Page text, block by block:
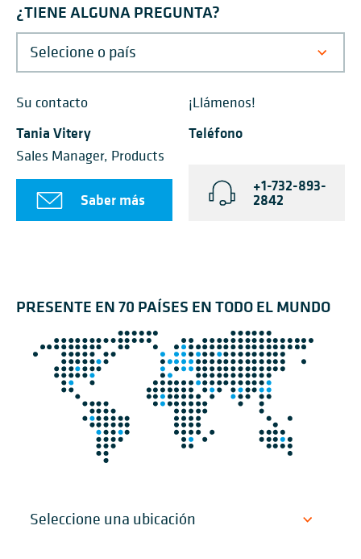
¿TIENE ALGUNA PREGUNTA?
Su contacto
Tania Vitery
Sales Manager, Products
Saber más
¡Llámenos!
Teléfono
+1-732-893-
2842
PRESENTE EN 70 PAÍSES EN TODO EL MUNDO